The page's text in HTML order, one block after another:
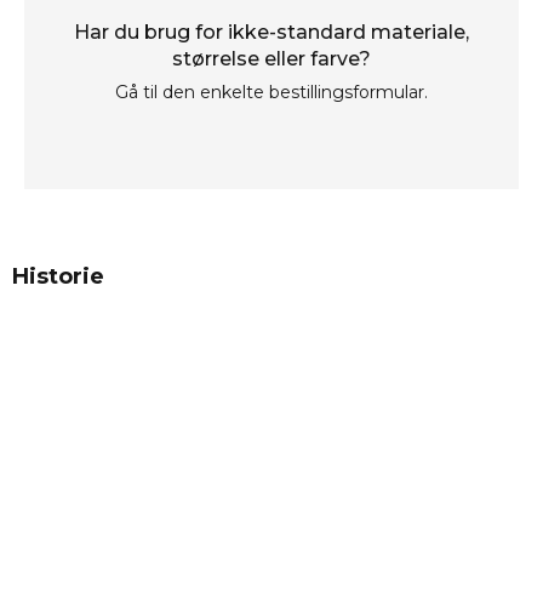
Har du brug for ikke-standard materiale,
størrelse eller farve?
Gå til den enkelte bestillingsformular.
Historie